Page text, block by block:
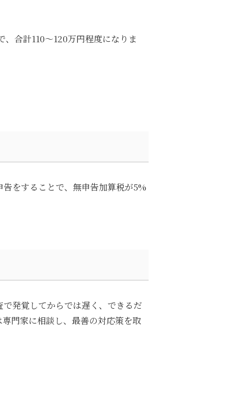
合計110〜120万円程度になりま
をすることで、無申告加算税が5%
発覚してからでは遅く、できるだ
門家に相談し、最善の対応策を取